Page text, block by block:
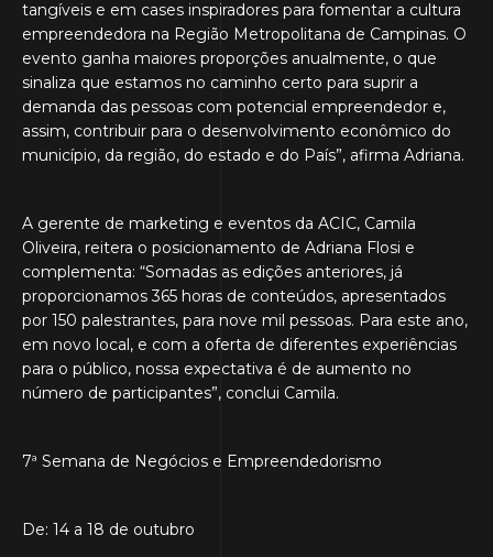
tangíveis e em cases inspiradores para fomentar a cultura
empreendedora na Região Metropolitana de Campinas. O
evento ganha maiores proporções anualmente, o que
sinaliza que estamos no caminho certo para suprir a
demanda das pessoas com potencial empreendedor e,
assim, contribuir para o desenvolvimento econômico do
município, da região, do estado e do País”, afirma Adriana.
A gerente de marketing e eventos da ACIC, Camila
Oliveira, reitera o posicionamento de Adriana Flosi e
complementa: “Somadas as edições anteriores, já
proporcionamos 365 horas de conteúdos, apresentados
por 150 palestrantes, para nove mil pessoas. Para este ano,
em novo local, e com a oferta de diferentes experiências
para o público, nossa expectativa é de aumento no
número de participantes”, conclui Camila.
7ª Semana de Negócios e Empreendedorismo
De: 14 a 18 de outubro